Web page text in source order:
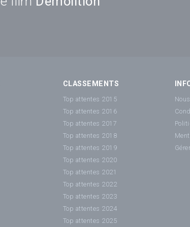
CLASSEMENTS
Top attentes 2015
Top attentes 2016
Top attentes 2017
Top attentes 2018
Top attentes 2019
Top attentes 2020
Top attentes 2021
Top attentes 2022
Top attentes 2023
Top attentes 2024
Top attentes 2025